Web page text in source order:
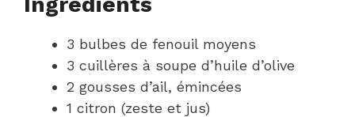
3 bulbes de fenouil moyens
3 cuillères à soupe d’huile d’olive
2 gousses d’ail, émincées
1 citron (zeste et jus)